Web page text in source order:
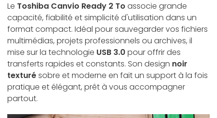
Le Toshiba Canvio Ready 2 To associe grande
capacité, fiabilité et simplicité d'utilisation dans un
format compact. Idéal pour sauvegarder vos fichiers
multimédias, projets professionnels ou archives, il
mise sur la technologie USB 3.0 pour offrir des
transferts rapides et constants. Son design noir
texturésobre et moderne en fait un support à la fois
pratique et élégant, prêt à vous accompagner
partout.